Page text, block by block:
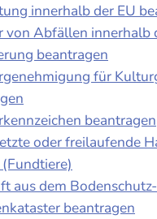
innerhalb der EU
von Abfällen innerhalb
beantragen
für
beantragen
oder freilaufende
aus dem
beantragen